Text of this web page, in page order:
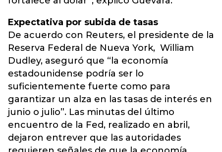
Expectativa por subida de tasas
De acuerdo con Reuters, el presidente de la
Reserva Federal de Nueva York, William
Dudley, aseguró que “la economía
estadounidense podría ser lo
suficientemente fuerte como para
garantizar un alza en las tasas de interés en
junio o julio”. Las minutas del último
encuentro de la Fed, realizado en abril,
dejaron entrever que las autoridades